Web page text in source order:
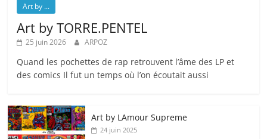
Art by ...
Art by TORRE.PENTEL
25 juin 2026 ARPOZ
Quand les pochettes de rap retrouvent l’âme des LP et
des comics Il fut un temps où l’on écoutait aussi
Art by LAmour Supreme
24 juin 2025